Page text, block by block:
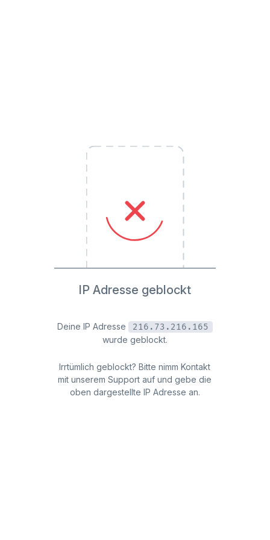
IP Adresse geblockt
Deine IP Adresse
216.73.216.165
wurde geblockt.
Irrtümlich geblockt? Bitte nimm Kontakt
mit unserem Support auf und gebe die
oben dargestellte IP Adresse an.